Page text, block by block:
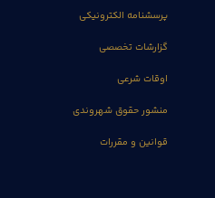
پرسشنامه الکترونیکی
گزارشات تخصصی
اوقات شرعی
منشور حقوق شهروندی
قوانین و مقررات